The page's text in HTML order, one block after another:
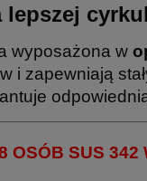
wyposażona w
i zapewniają
OSÓB SUS 342